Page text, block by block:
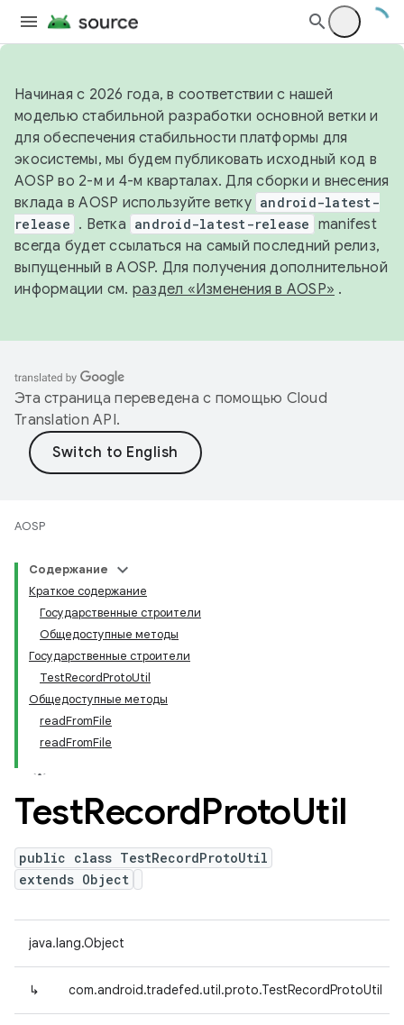
Начиная с 2026 года, в соответствии с нашей
моделью стабильной разработки основной ветки и
для обеспечения стабильности платформы для
экосистемы, мы будем публиковать исходный код в
AOSP во 2-м и 4-м кварталах. Для сборки и внесения
вклада в AOSP используйте ветку android-latest-
release . Ветка android-latest-release manifest
всегда будет ссылаться на самый последний релиз,
выпущенный в AOSP. Для получения дополнительной
информации см. раздел «Изменения в AOSP» .
Эта страница переведена с помощью Cloud
Translation API.
AOSP
Содержание
Краткое содержание
Государственные строители
Общедоступные методы
Государственные строители
TestRecordProtoUtil
Общедоступные методы
readFromFile
readFromFile
TestRecordProtoUtil
public class TestRecordProtoUtil
extends Object
java.lang.Object
↳ com.android.tradefed.util.proto.TestRecordProtoUtil